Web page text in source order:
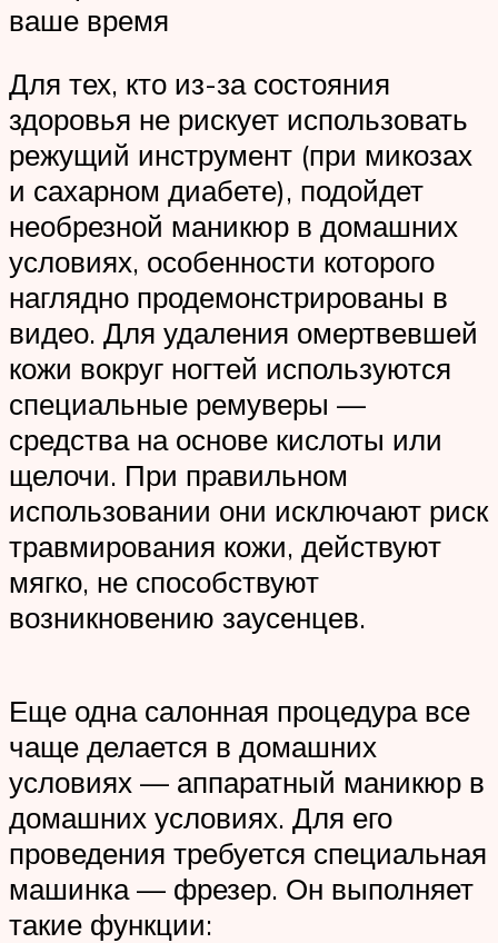
ваше время
Для тех, кто из-за состояния
здоровья не рискует использовать
режущий инструмент (при микозах
и сахарном диабете), подойдет
необрезной маникюр в домашних
условиях, особенности которого
наглядно продемонстрированы в
видео. Для удаления омертвевшей
кожи вокруг ногтей используются
специальные ремуверы —
средства на основе кислоты или
щелочи. При правильном
использовании они исключают риск
травмирования кожи, действуют
мягко, не способствуют
возникновению заусенцев.
Еще одна салонная процедура все
чаще делается в домашних
условиях — аппаратный маникюр в
домашних условиях. Для его
проведения требуется специальная
машинка — фрезер. Он выполняет
такие функции: